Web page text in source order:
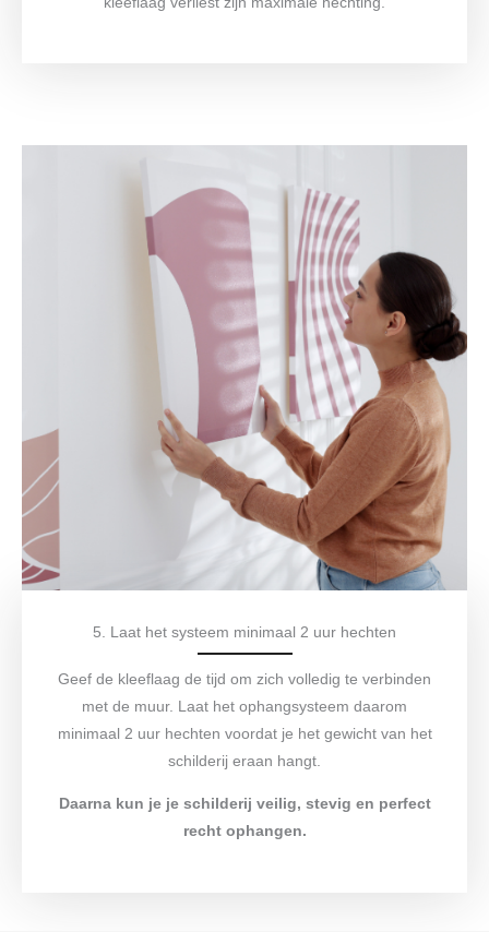
5. Laat het systeem minimaal 2 uur hechten
Geef de kleeflaag de tijd om zich volledig te verbinden
met de muur. Laat het ophangsysteem daarom
minimaal 2 uur hechten voordat je het gewicht van het
schilderij eraan hangt.
Daarna kun je je schilderij veilig, stevig en perfect
recht ophangen.